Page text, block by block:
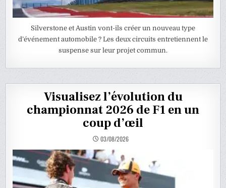
Silverstone et Austin vont-ils créer un nouveau type
d’événement automobile ? Les deux circuits entretiennent le
suspense sur leur projet commun.
Visualisez l’évolution du
championnat 2026 de F1 en un
coup d’œil
03/08/2026